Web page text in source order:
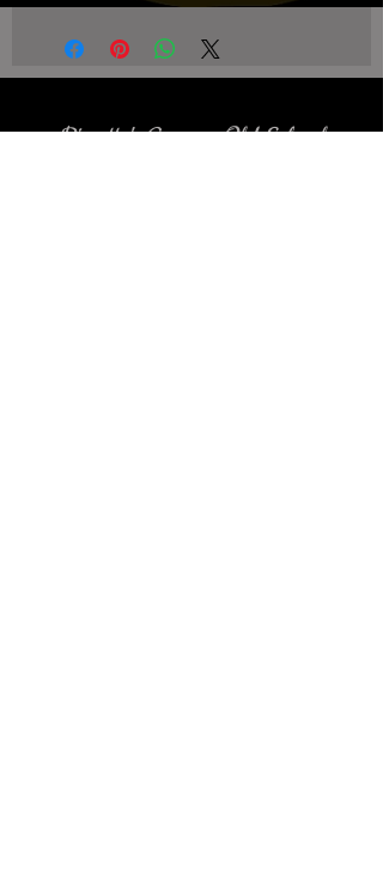
Biscotto's Garage Old School